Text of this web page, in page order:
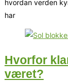
hvordan verden
har
Hvorfor
været?